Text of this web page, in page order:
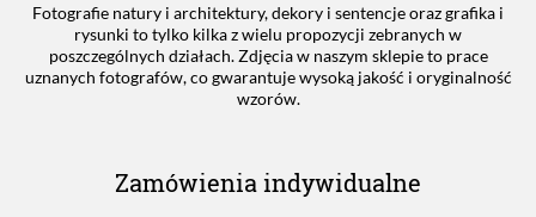
Fotografie natury i architektury, dekory i sentencje oraz grafika i
rysunki to tylko kilka z wielu propozycji zebranych w
poszczególnych działach. Zdjęcia w naszym sklepie to prace
uznanych fotografów, co gwarantuje wysoką jakość i oryginalność
wzorów.
Zamówienia indywidualne